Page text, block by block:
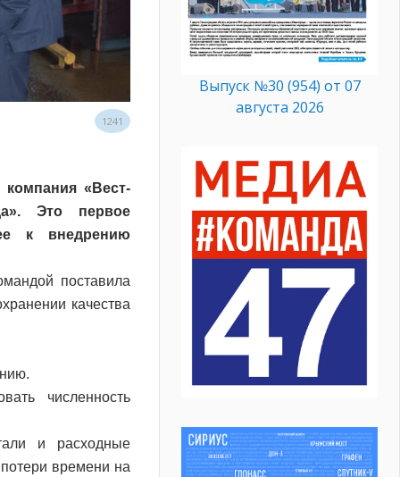
1241
«Вест-
Это первое
к внедрению
поставила
качества
численность
и расходные
времени на
Выпуск №30 (954) от 07
августа 2026